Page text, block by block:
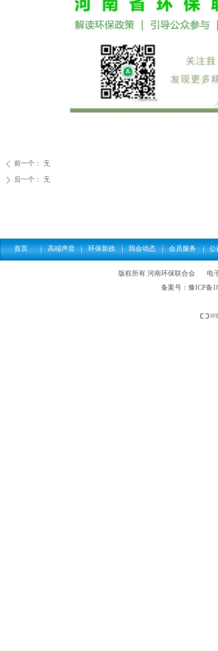
ꄴ 前一个： 无
ꄲ 后一个： 无
首页 高端声音 环保新政 我会动态 会员服务 公
版权所有 河南环保联合会 电子
备案号： 豫ICP备